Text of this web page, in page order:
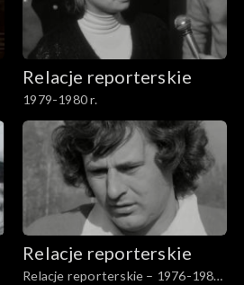
Relacje reporterskie
1979-1980 r.
Relacje reporterskie
Relacje reporterskie – 1976-1980